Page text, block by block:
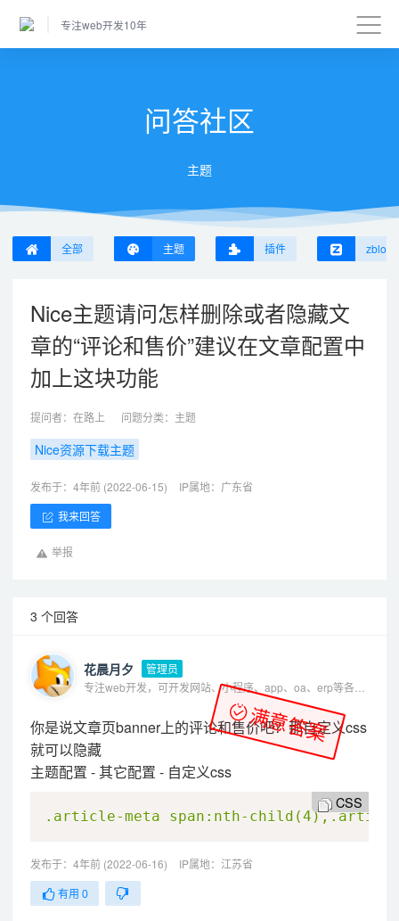
专注web开发10年
问答社区
主题
全部 主题 插件 zblog
Nice主题请问怎样删除或者隐藏文
章的“评论和售价”建议在文章配置中
加上这块功能
提问者： 在路上 问题分类： 主题
Nice资源下载主题
发布于：4年前 (2022-06-15) IP属地：广东省
我来回答
举报
3 个回答
满意答案
花晨月夕
管理员
你是说文章页banner上的评论和售价吧？那自定义css
就可以隐藏
主题配置 - 其它配置 - 自定义css
CSS
.article-meta span :nth-
发布于：4年前 (2022-06-16) IP属地：江苏省
有用 0